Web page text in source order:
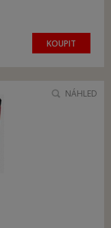
KOUPIT
NÁHLED